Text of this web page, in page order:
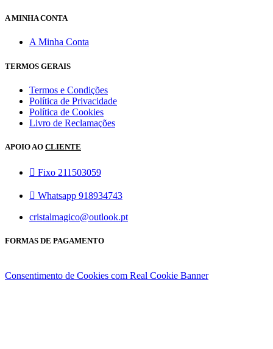
A MINHA CONTA
A Minha Conta
TERMOS GERAIS
Termos e Condições
Política de Privacidade
Política de Cookies
Livro de Reclamações
APOIO AO CLIENTE
Fixo 211503059
Whatsapp 918934743
cristalmagico@outlook.pt
FORMAS DE PAGAMENTO
Consentimento de Cookies com Real Cookie Banner